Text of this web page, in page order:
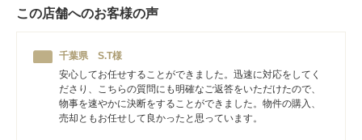
この店舗へのお客様の声
千葉県 S.T様
安心してお任せすることができました。迅速に対応をしてく
ださり、こちらの質問にも明確なご返答をいただけたので、
物事を速やかに決断をすることができました。物件の購入、
売却ともお任せして良かったと思っています。